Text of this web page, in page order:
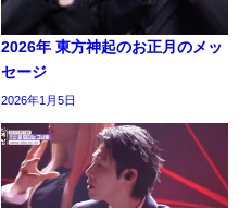
2026年 東方神起のお正月のメッ
セージ
2026年1月5日